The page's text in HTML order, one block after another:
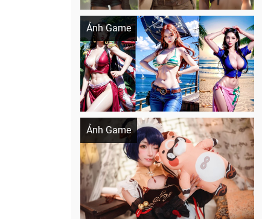
Ảnh Game
Khi AI Cosplay gái đẹp One Piece
Ảnh Game
Cosplay Xiangling siêu cute